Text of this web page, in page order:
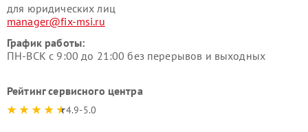
для юридических лиц
manager@fix-msi.ru
График работы:
ПН-ВСК с 9:00 до 21:00 без перерывов и выходных
Рейтинг сервисного центра
4.9-5.0